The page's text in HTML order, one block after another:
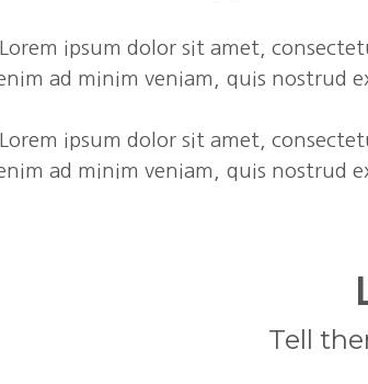
ipsum dolor sit amet,
ad minim veniam, quis nostrud
ipsum dolor sit amet,
ad minim veniam, quis nostrud
Tell